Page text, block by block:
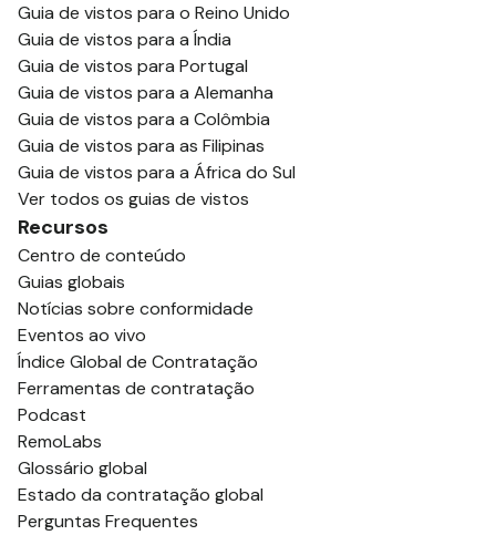
Guia de vistos para o Reino Unido
Guia de vistos para a Índia
Guia de vistos para Portugal
Guia de vistos para a Alemanha
Guia de vistos para a Colômbia
Guia de vistos para as Filipinas
Guia de vistos para a África do Sul
Ver todos os guias de vistos
Recursos
Centro de conteúdo
Guias globais
Notícias sobre conformidade
Eventos ao vivo
Índice Global de Contratação
Ferramentas de contratação
Podcast
RemoLabs
Glossário global
Estado da contratação global
Perguntas Frequentes